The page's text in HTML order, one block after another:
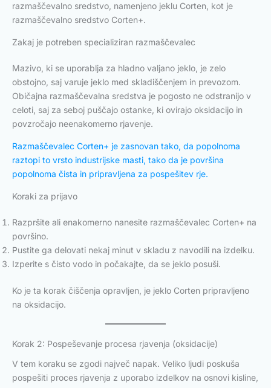
razmaščevalno sredstvo, namenjeno jeklu Corten, kot je
razmaščevalno sredstvo Corten+.
Zakaj je potreben specializiran razmaščevalec
Mazivo, ki se uporablja za hladno valjano jeklo, je zelo
obstojno, saj varuje jeklo med skladiščenjem in prevozom.
Običajna razmaščevalna sredstva je pogosto ne odstranijo v
celoti, saj za seboj puščajo ostanke, ki ovirajo oksidacijo in
povzročajo neenakomerno rjavenje.
Razmaščevalec Corten+ je zasnovan tako, da popolnoma
raztopi to vrsto industrijske masti, tako da je površina
popolnoma čista in pripravljena za pospešitev rje.
Koraki za prijavo
Razpršite ali enakomerno nanesite razmaščevalec Corten+ na
površino.
Pustite ga delovati nekaj minut v skladu z navodili na izdelku.
Izperite s čisto vodo in počakajte, da se jeklo posuši.
Ko je ta korak čiščenja opravljen, je jeklo Corten pripravljeno
na oksidacijo.
Korak 2: Pospeševanje procesa rjavenja (oksidacije)
V tem koraku se zgodi največ napak. Veliko ljudi poskuša
pospešiti proces rjavenja z uporabo izdelkov na osnovi kisline,